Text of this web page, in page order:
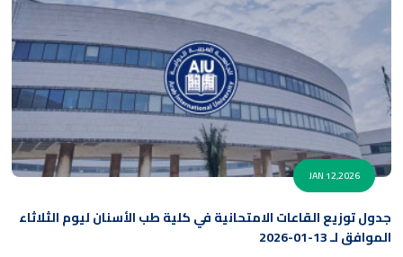
JAN 12,2026
جدول توزيع القاعات الامتحانية في كلية طب الأسنان ليوم الثلاثاء
الموافق لـ 13-01-2026